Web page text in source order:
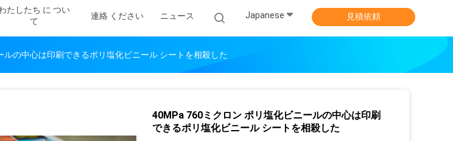
たしたち に つい
て
連絡 ください ニュース Japanese 見積依頼
の中心は印刷できるポリ塩化ビニール シートを相殺した
40MPa 760ミクロン ポリ塩化ビニールの中心は印刷
できるポリ塩化ビニール シートを相殺した